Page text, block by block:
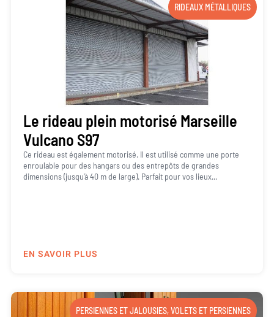
RIDEAUX MÉTALLIQUES
Le rideau plein motorisé Marseille
Vulcano S97
Ce rideau est également motorisé. Il est utilisé comme une porte
enroulable pour des hangars ou des entrepôts de grandes
dimensions (jusqu’à 40 m de large). Parfait pour vos lieux...
EN SAVOIR PLUS
PERSIENNES ET JALOUSIES,VOLETS ET PERSIENNES